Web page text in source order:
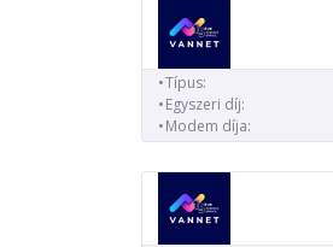
Típus:
Egyszeri díj:
Modem díja: